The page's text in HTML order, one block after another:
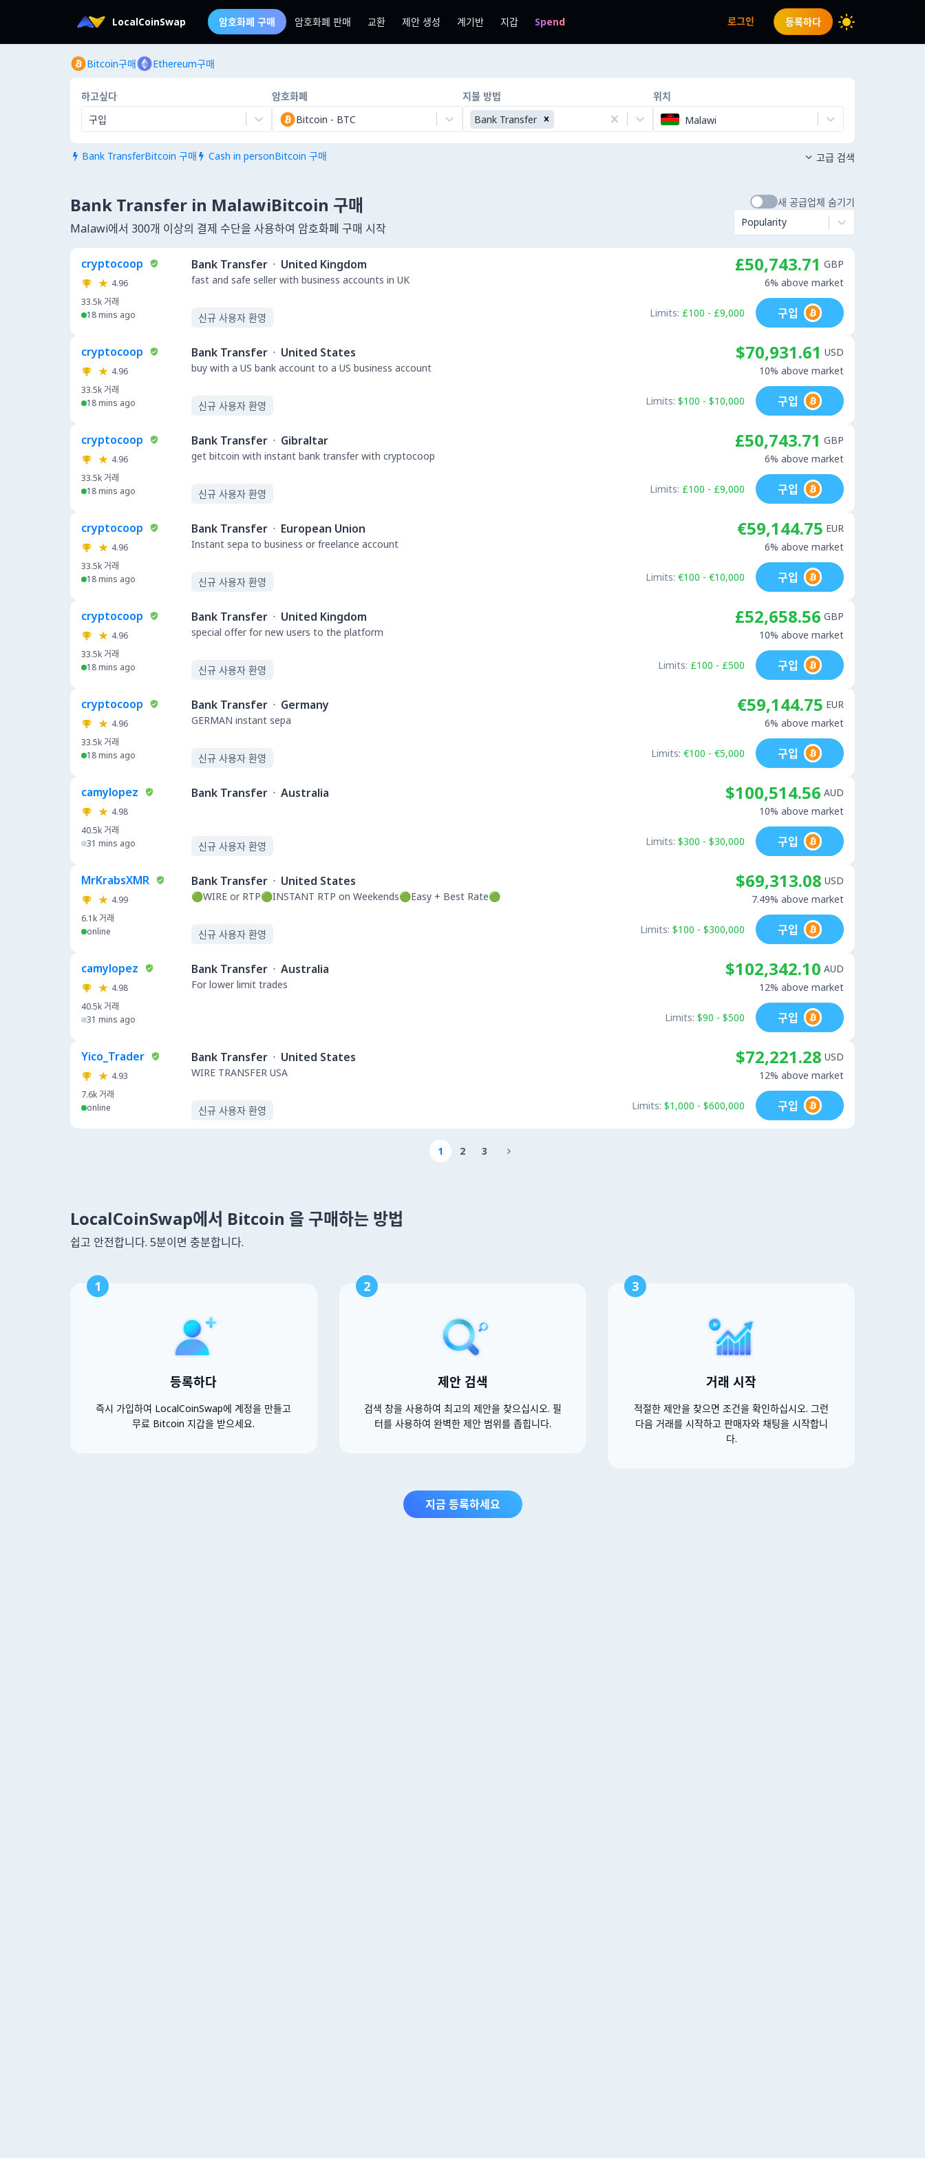
LocalCoinSwap 암호화폐 구매 암호화폐 판매 교환 제안 생성 계기반 지갑 Spend 로그인 등록하다
Bitcoin구매 Ethereum구매
하고싶다
구입
암호화폐
Bitcoin - BTC
지불 방법
Bank Transfer
위치
Malawi
 Bank TransferBitcoin 구매  Cash in personBitcoin 구매  고급 검색
Bank Transfer in MalawiBitcoin 구매
Malawi에서 300개 이상의 결제 수단을 사용하여 암호화폐 구매 시작
새 공급업체 숨기기
Popularity
cryptocoop
4.96
33.5k 거래
18 mins ago
Bank Transfer · United Kingdom
fast and safe seller with business accounts in UK
신규 사용자 환영
£50,743.71 GBP
6% above market
Limits: £100 - £9,000 구입
cryptocoop
4.96
33.5k 거래
18 mins ago
Bank Transfer · United States
buy with a US bank account to a US business account
신규 사용자 환영
$70,931.61 USD
10% above market
Limits: $100 - $10,000 구입
cryptocoop
4.96
33.5k 거래
18 mins ago
Bank Transfer · Gibraltar
get bitcoin with instant bank transfer with cryptocoop
신규 사용자 환영
£50,743.71 GBP
6% above market
Limits: £100 - £9,000 구입
cryptocoop
4.96
33.5k 거래
18 mins ago
Bank Transfer · European Union
Instant sepa to business or freelance account
신규 사용자 환영
€59,144.75 EUR
6% above market
Limits: €100 - €10,000 구입
cryptocoop
4.96
33.5k 거래
18 mins ago
Bank Transfer · United Kingdom
special offer for new users to the platform
신규 사용자 환영
£52,658.56 GBP
10% above market
Limits: £100 - £500 구입
cryptocoop
4.96
33.5k 거래
18 mins ago
Bank Transfer · Germany
GERMAN instant sepa
신규 사용자 환영
€59,144.75 EUR
6% above market
Limits: €100 - €5,000 구입
camylopez
4.98
40.5k 거래
31 mins ago
Bank Transfer · Australia
신규 사용자 환영
$100,514.56 AUD
10% above market
Limits: $300 - $30,000 구입
MrKrabsXMR
4.99
6.1k 거래
online
Bank Transfer · United States
🟢WIRE or RTP🟢INSTANT RTP on Weekends🟢Easy + Best Rate🟢
신규 사용자 환영
$69,313.08 USD
7.49% above market
Limits: $100 - $300,000 구입
camylopez
4.98
40.5k 거래
31 mins ago
Bank Transfer · Australia
For lower limit trades
$102,342.10 AUD
12% above market
Limits: $90 - $500 구입
Yico_Trader
4.93
7.6k 거래
online
Bank Transfer · United States
WIRE TRANSFER USA
신규 사용자 환영
$72,221.28 USD
12% above market
Limits: $1,000 - $600,000 구입
1 2 3 
LocalCoinSwap에서 Bitcoin 을 구매하는 방법
쉽고 안전합니다. 5분이면 충분합니다.
1
등록하다
즉시 가입하여 LocalCoinSwap에 계정을 만들고
무료 Bitcoin 지갑을 받으세요.
2
제안 검색
검색 창을 사용하여 최고의 제안을 찾으십시오. 필
터를 사용하여 완벽한 제안 범위를 좁힙니다.
3
거래 시작
적절한 제안을 찾으면 조건을 확인하십시오. 그런
다음 거래를 시작하고 판매자와 채팅을 시작합니
다.
지금 등록하세요